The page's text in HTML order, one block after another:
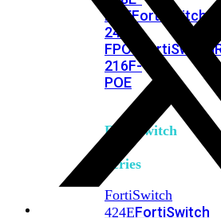
POEFortiSwitch
248E-
FPOE
216F-
POE
FortiSwitch
Series
FortiSwitch
424EFortiSwitch